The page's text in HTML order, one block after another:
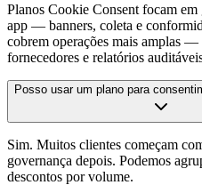
Planos Cookie Consent focam
app — banners, coleta e
cobrem operações mais amplas
fornecedores e relatórios
Posso usar um plano para
Sim. Muitos clientes começam
governança depois. Podemos
descontos por volume.